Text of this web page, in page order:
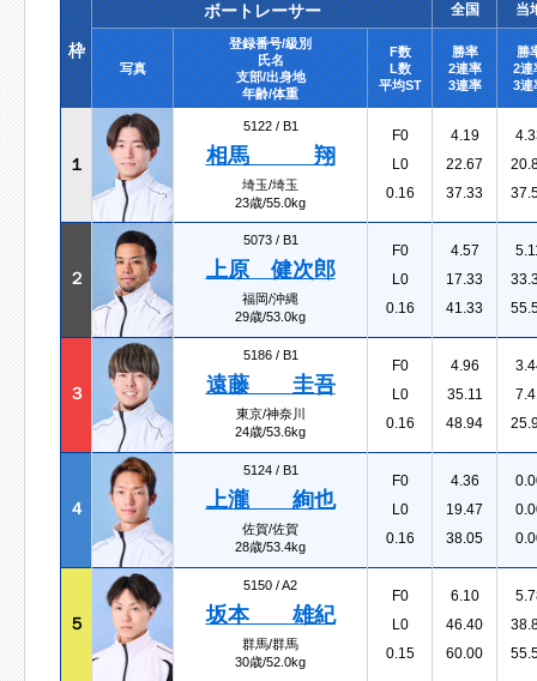
枠
ボートレーサー 全国 当
写真
登録番号/級別
氏名
支部/出身地
年齢/体重
F数
L数
平均ST
勝率
2連率
3連率
勝
2連
3連
１
5122 / B1
相馬 翔
埼玉/埼玉
23歳/55.0kg
F0
L0
0.16
4.19
22.67
37.33
２
5073 / B1
上原 健次郎
福岡/沖縄
29歳/53.0kg
F0
L0
0.16
4.57
17.33
41.33
３
5186 / B1
遠藤 圭吾
東京/神奈川
24歳/53.6kg
F0
L0
0.16
4.96
35.11
48.94
４
5124 / B1
上瀧 絢也
佐賀/佐賀
28歳/53.4kg
F0
L0
0.16
4.36
19.47
38.05
５
5150 /A2
坂本 雄紀
群馬/群馬
30歳/52.0kg
F0
L0
0.15
6.10
46.40
60.00